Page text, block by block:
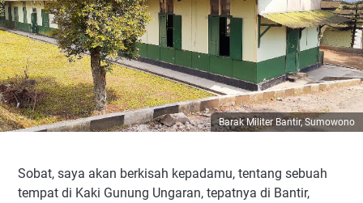
Barak Militer Bantir, Sumowono
Sobat, saya akan berkisah kepadamu, tentang sebuah
tempat di Kaki Gunung Ungaran, tepatnya di Bantir,